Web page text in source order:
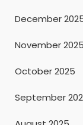
December
November 2025
October 2025
September